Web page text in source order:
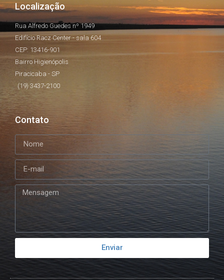
Localização
Rua Alfredo Guedes nº 1949
Edifício Racz Center - sala 604
CEP: 13416-901
Bairro Higienópolis
Piracicaba - SP
(19) 3437-2100
Contato
Enviar